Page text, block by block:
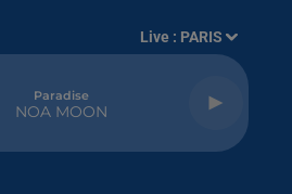
Live : PARIS
Paradise
NOA MOON